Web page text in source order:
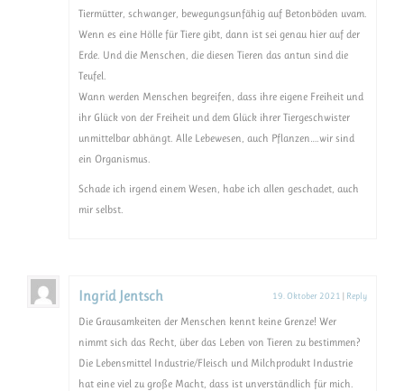
Tiermütter, schwanger, bewegungsunfähig auf Betonböden uvam.
Wenn es eine Hölle für Tiere gibt, dann ist sei genau hier auf der
Erde. Und die Menschen, die diesen Tieren das antun sind die
Teufel.
Wann werden Menschen begreifen, dass ihre eigene Freiheit und
ihr Glück von der Freiheit und dem Glück ihrer Tiergeschwister
unmittelbar abhängt. Alle Lebewesen, auch Pflanzen….wir sind
ein Organismus.
Schade ich irgend einem Wesen, habe ich allen geschadet, auch
mir selbst.
Ingrid Jentsch 19. Oktober 2021 | Reply
Die Grausamkeiten der Menschen kennt keine Grenze! Wer
nimmt sich das Recht, über das Leben von Tieren zu bestimmen?
Die Lebensmittel Industrie/Fleisch und Milchprodukt Industrie
hat eine viel zu große Macht, dass ist unverständlich für mich.